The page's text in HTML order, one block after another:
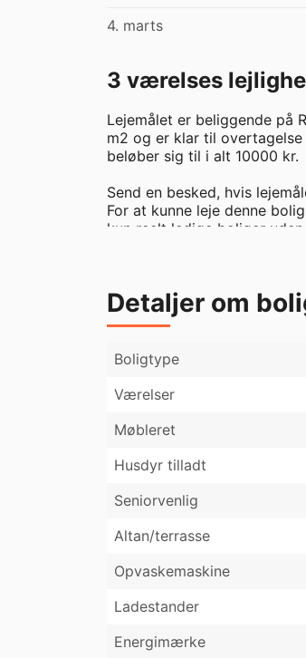
4. marts
3 værelses
Lejemålet er beliggende på
m2 og er klar til
beløber sig til i alt 10000 kr.
Send en besked, hvis
For at kunne leje denne
kun reelt ledige boliger
Detaljer om
Boligtype
Værelser
Møbleret
Husdyr tilladt
Seniorvenlig
Altan/terrasse
Opvaskemaskine
Ladestander
Energimærke